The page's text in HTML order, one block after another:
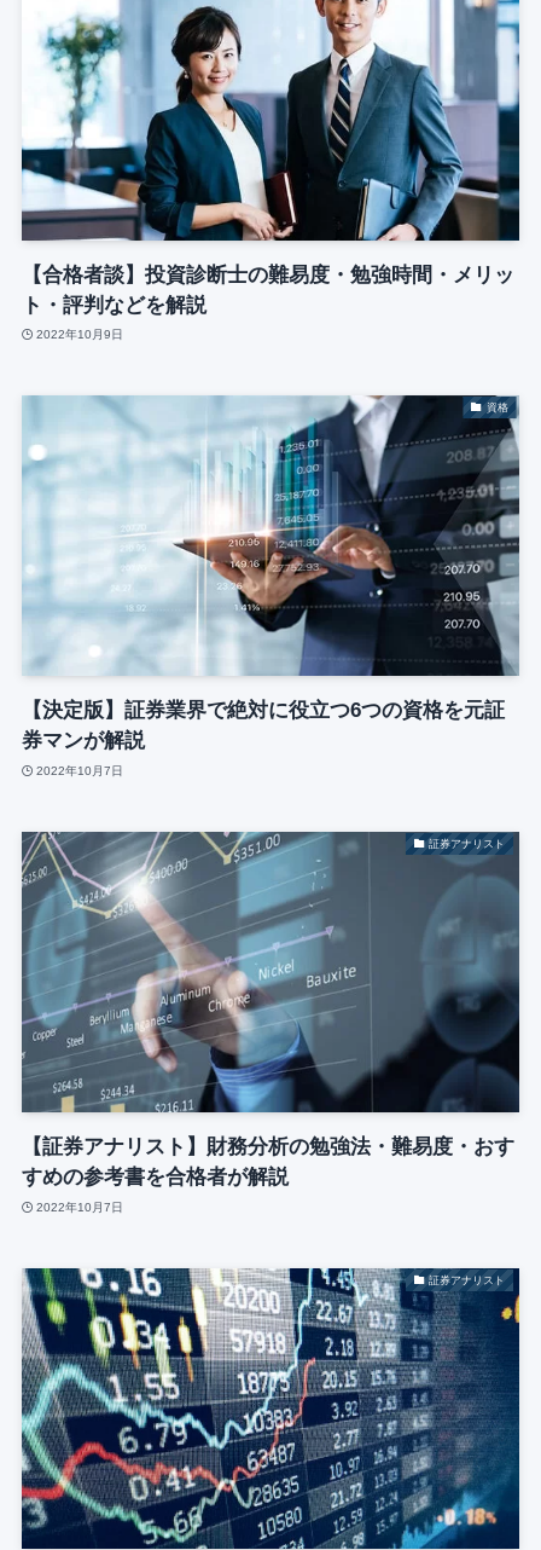
【合格者談】投資診断士の難易度・勉強時間・メリッ
ト・評判などを解説
2022年10月9日
資格
【決定版】証券業界で絶対に役立つ6つの資格を元証
券マンが解説
2022年10月7日
証券アナリスト
【証券アナリスト】財務分析の勉強法・難易度・おす
すめの参考書を合格者が解説
2022年10月7日
証券アナリスト